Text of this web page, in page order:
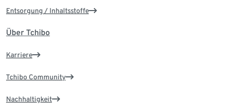
Entsorgung / Inhaltsstoffe
Über Tchibo
Karriere
Tchibo Community
Nachhaltigkeit